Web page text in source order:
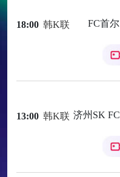
18:00 韩K联 FC首尔
13:00 韩K联 济州SK FC